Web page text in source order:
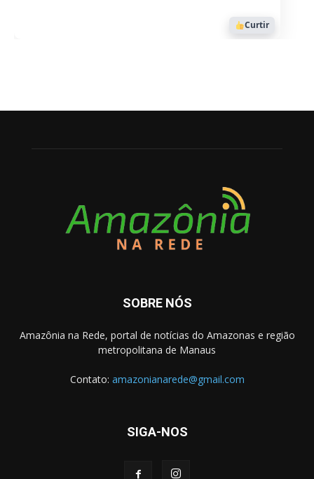
Curtir
SOBRE NÓS
Amazônia na Rede, portal de notícias do Amazonas e região
metropolitana de Manaus
Contato: amazonianarede@gmail.com
SIGA-NOS